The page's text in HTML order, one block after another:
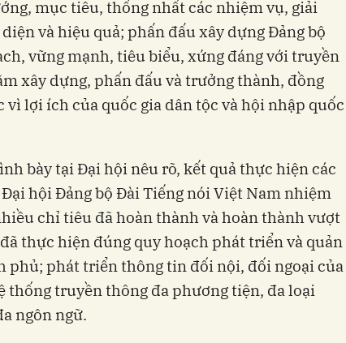
mục tiêu, thống nhất các nhiệm vụ, giải
và hiệu quả; phấn đấu xây dựng Đảng bộ
vững mạnh, tiêu biểu, xứng đáng với truyền
xây dựng, phấn đấu và trưởng thành, đồng
vì lợi ích của quốc gia dân tộc và hội nhập quốc
bày tại Đại hội nêu rõ, kết quả thực hiện các
hội Đảng bộ Đài Tiếng nói Việt Nam nhiệm
chỉ tiêu đã hoàn thành và hoàn thành vượt
thực hiện đúng quy hoạch phát triển và quản
phủ; phát triển thông tin đối nội, đối ngoại của
thống truyền thông đa phương tiện, đa loại
ngôn ngữ.